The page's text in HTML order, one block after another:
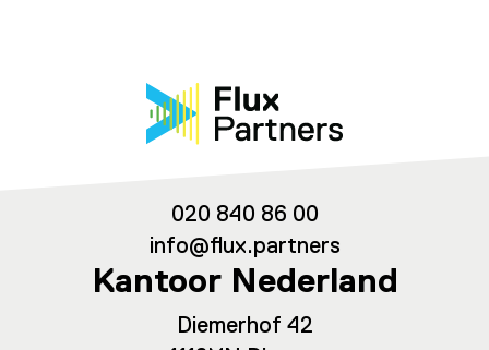
020 840 86 00
info@flux.partners
Kantoor Nederland
Diemerhof 42